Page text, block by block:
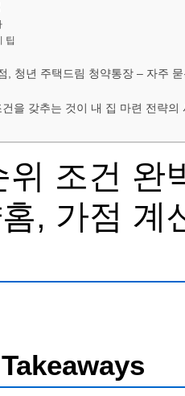
팁
, 청년 주택드림 청약통장 – 자주
을 갖추는 것이 내 집 마련 전략의
조건 완
, 가점 계